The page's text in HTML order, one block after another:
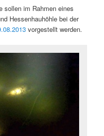
sollen im Rahmen eines
Hessenhauhöhle bei der
vorgestellt werden.